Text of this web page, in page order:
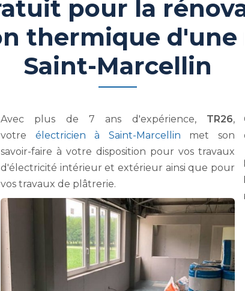
pour la
thermique d'une
Saint-Marcellin
Avec plus de 7 ans d'expérience, TR26,
votre électricien à Saint-Marcellin met son
savoir-faire à votre disposition pour vos travaux
d'électricité intérieur et extérieur ainsi que pour
vos travaux de plâtrerie.